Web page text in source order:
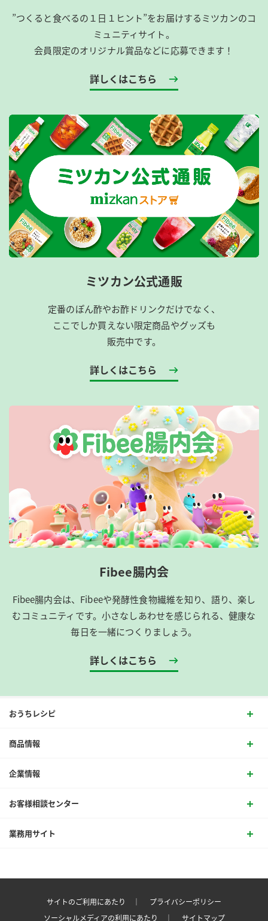
”つくると食べるの１日１ヒント”をお届けするミツカンのコ
ミュニティサイト。
会員限定のオリジナル賞品などに応募できます！
詳しくはこちら
ミツカン公式通販
定番のぽん酢やお酢ドリンクだけでなく、
ここでしか買えない限定商品やグッズも
販売中です。
詳しくはこちら
Fibee腸内会
Fibee腸内会は、​Fibeeや発酵性食物繊維を知り、語り、楽し
むコミュニティです。​小さなしあわせを感じられる、健康な
毎日を一緒につくりましょう。
詳しくはこちら
おうちレシピ
商品情報
企業情報
お客様相談センター
業務用サイト
サイトのご利用にあたり ｜
プライバシーポリシー
ソーシャルメディアの利用にあたり ｜
サイトマップ